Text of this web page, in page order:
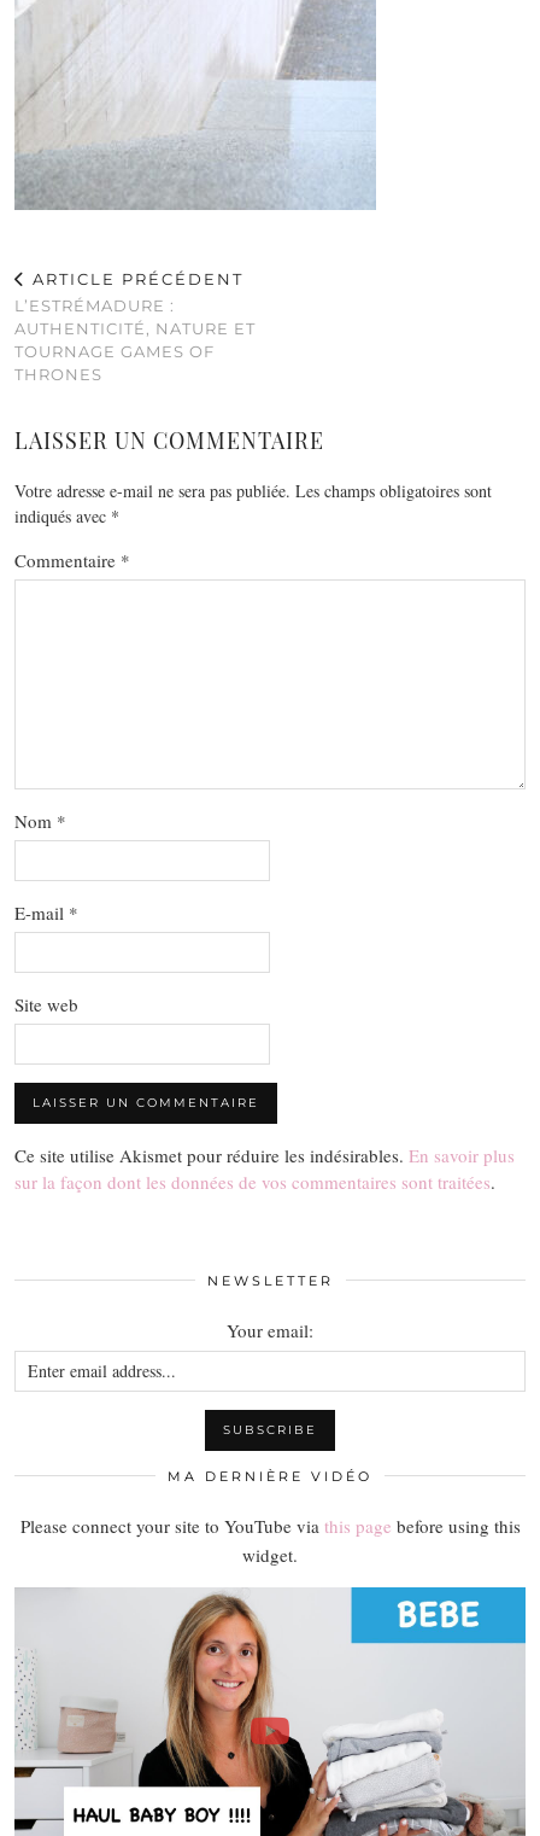
ARTICLE PRÉCÉDENT
L’ESTRÉMADURE :
AUTHENTICITÉ, NATURE ET
TOURNAGE GAMES OF
THRONES
LAISSER UN COMMENTAIRE
Votre adresse e-mail ne sera pas publiée. Les champs obligatoires sont
indiqués avec *
Commentaire *
Nom *
E-mail *
Site web
Ce site utilise Akismet pour réduire les indésirables. En savoir plus
sur la façon dont les données de vos commentaires sont traitées.
NEWSLETTER
Your email:
MA DERNIÈRE VIDÉO
Please connect your site to YouTube via this page before using this
widget.